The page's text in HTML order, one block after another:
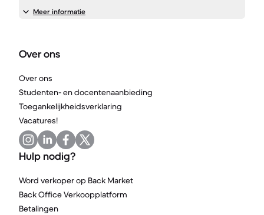
Meer informatie
Over ons
Over ons
Studenten- en docentenaanbieding
Toegankelijkheidsverklaring
Vacatures!
Hulp nodig?
Word verkoper op Back Market
Back Office Verkoopplatform
Betalingen